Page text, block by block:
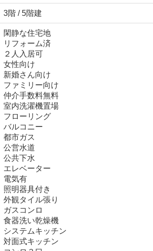
3階 / 5階建
閑静な住宅地
リフォーム済
２人入居可
女性向け
新婚さん向け
ファミリー向け
仲介手数料無料
室内洗濯機置場
フローリング
バルコニー
都市ガス
公営水道
公共下水
エレベーター
電気有
照明器具付き
外観タイル張り
ガスコンロ
食器洗い乾燥機
システムキッチン
対面式キッチン